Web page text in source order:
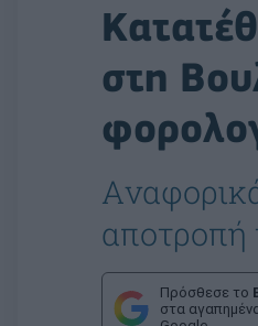
στη
αποτροπή
Πρόσθεσε το
στα